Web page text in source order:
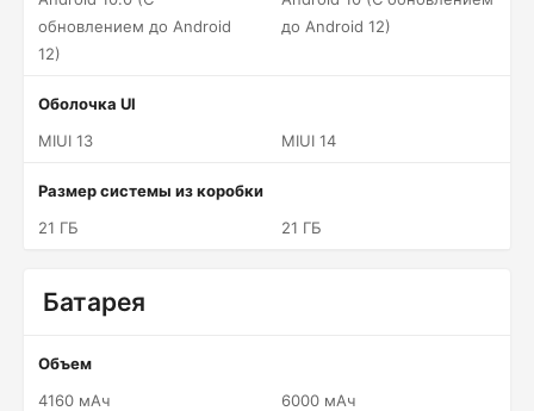
обновлением до Android
12)
до Android 12)
Оболочка UI
MIUI 13
MIUI 14
Размер системы из коробки
21 ГБ
21 ГБ
Батарея
Объем
4160 мАч
6000 мАч